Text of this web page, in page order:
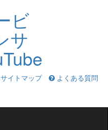
サイトマップ
よくある質問